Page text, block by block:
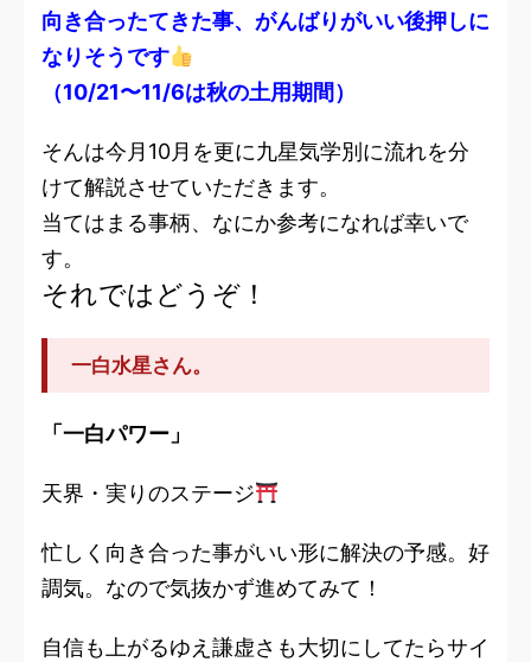
向き合ったてきた事、がんばりがいい後押しに
なりそうです
（10/21〜11/6は秋の土用期間）
そんは今月10月を更に九星気学別に流れを分
けて解説させていただきます。
当てはまる事柄、なにか参考になれば幸いで
す。
それではどうぞ！
一白水星さん。
「一白パワー」
天界・実りのステージ
忙しく向き合った事がいい形に解決の予感。好
調気。なので気抜かず進めてみて！
自信も上がるゆえ謙虚さも大切にしてたらサイ